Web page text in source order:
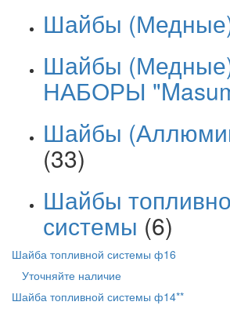
Шайбы
Шайбы
НАБОРЫ
Шайбы
(33)
Шайбы
системы (6)
Шайба топливной системы ф16
Уточняйте наличие
Шайба топливной системы ф14**